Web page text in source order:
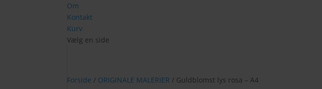
Om
Kontakt
Kurv
Vælg en side
Forside / ORIGINALE MALERIER / Guldblomst lys rosa – A4